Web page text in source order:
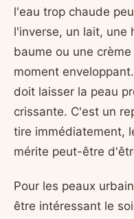
l'eau trop chaude
l'inverse, un lait, une
baume ou une
moment enveloppant.
doit laisser la peau
crissante. C'est un
tire immédiatement,
mérite peut-être
Pour les peaux
être intéressant le